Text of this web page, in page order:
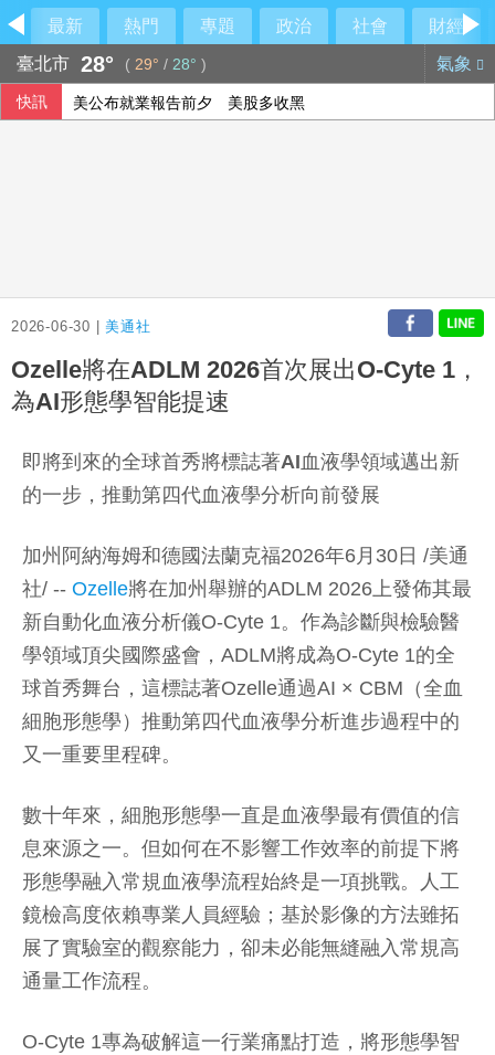
最新 熱門 專題 政治 社會
財經
臺北市 28° ( 29° / 28° ) 氣象
快訊 美公布就業報告前夕 美股多收黑
2026-06-30 |美通社
Ozelle將在ADLM 2026首次展出O-Cyte 1，
為AI形態學智能提速
即將到來的全球首秀將標誌著AI血液學領域邁出新
的一步，推動第四代血液學分析向前發展
加州阿納海姆和德國法蘭克福2026年6月30日 /美通
社/ -- Ozelle將在加州舉辦的ADLM 2026上發佈其最
新自動化血液分析儀O-Cyte 1。作為診斷與檢驗醫
學領域頂尖國際盛會，ADLM將成為O-Cyte 1的全
球首秀舞台，這標誌著Ozelle通過AI × CBM（全血
細胞形態學）推動第四代血液學分析進步過程中的
又一重要里程碑。
數十年來，細胞形態學一直是血液學最有價值的信
息來源之一。但如何在不影響工作效率的前提下將
形態學融入常規血液學流程始終是一項挑戰。人工
鏡檢高度依賴專業人員經驗；基於影像的方法雖拓
展了實驗室的觀察能力，卻未必能無縫融入常規高
通量工作流程。
O-Cyte 1專為破解這一行業痛點打造，將形態學智